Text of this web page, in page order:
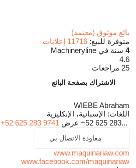
بائع موثوق (معتمد)
متوفرة للبيع: 11716 إعلانات
4 سنة في Machineryline
4.6
25 مراجعات
الاشتراك بصفحة البائع
WIEBE Abraham
اللغات: الإسبانية، الإنكليزية
+52 625 283... عرض +52 625 283 9741
معاودة الاتصال بي
www.maquinariaw.com
www.facebook.com/maquinariaw